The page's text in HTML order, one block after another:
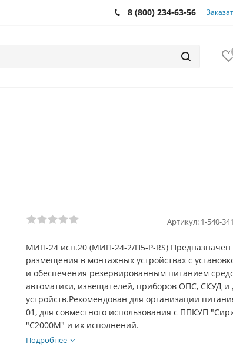
8 (800) 234-63-56
Артикул: 1-540-
МИП-24 исп.20 (МИП-24-2/П5-Р-RS) Предназначен
размещения в монтажных устройствах с
и обеспечения резервированным питанием
автоматики, извещателей, приборов ОПС, СКУД и
устройств.Рекомендован для организации
01, для совместного использования с ППКУП
"С2000М" и их исполнений.
Подробнее